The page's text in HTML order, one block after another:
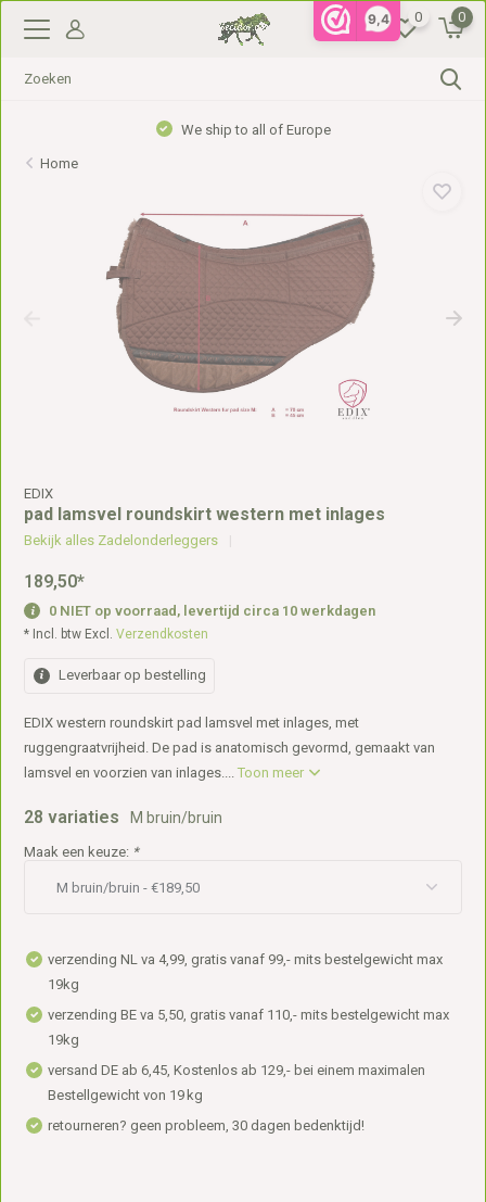
9,4 0 0
We ship to all of Europe
Home
EDIX
pad lamsvel roundskirt western met inlages
Bekijk alles Zadelonderleggers
189,50*
0 NIET op voorraad, levertijd circa 10 werkdagen
* Incl. btw Excl.Verzendkosten
Leverbaar op bestelling
EDIX western roundskirt pad lamsvel met inlages, met
ruggengraatvrijheid. De pad is anatomisch gevormd, gemaakt van
lamsvel en voorzien van inlages....Toon meer
28 variaties M bruin/bruin
Maak een keuze: *
verzending NL va 4,99, gratis vanaf 99,- mits bestelgewicht max
19kg
verzending BE va 5,50, gratis vanaf 110,- mits bestelgewicht max
19kg
versand DE ab 6,45, Kostenlos ab 129,- bei einem maximalen
Bestellgewicht von 19 kg
retourneren? geen probleem, 30 dagen bedenktijd!